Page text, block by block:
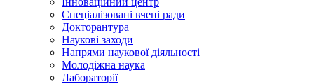
Спеціалізовані вчені ради
Докторантура
Наукові заходи
Напрями наукової діяльності
Молодіжна наука
Лабораторії